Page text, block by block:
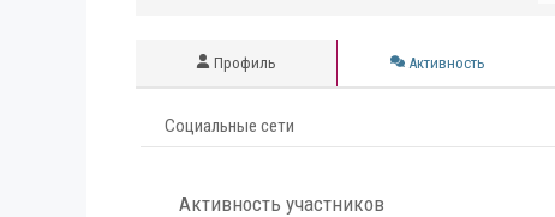
Профиль Активность
Социальные сети
Активность участников